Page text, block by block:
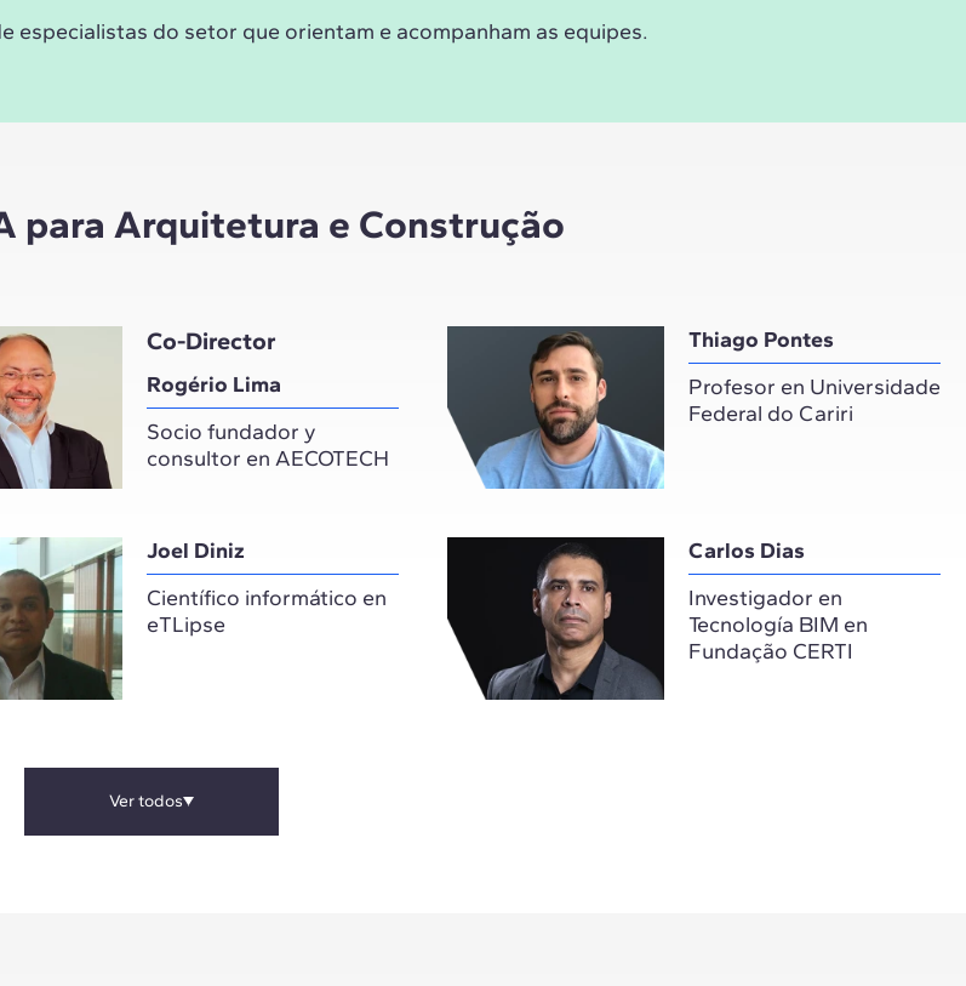
especialistas do setor que orientam e acompanham as equipes.
para Arquitetura e Construção
Co-Director
Rogério Lima
Socio fundador y
consultor en AECOTECH
Thiago Pontes
Profesor en Universidade
Federal do Cariri
Joel Diniz
Científico informático en
eTLipse
Carlos Dias
Investigador en
Tecnología BIM en
Fundação CERTI
Ver todos